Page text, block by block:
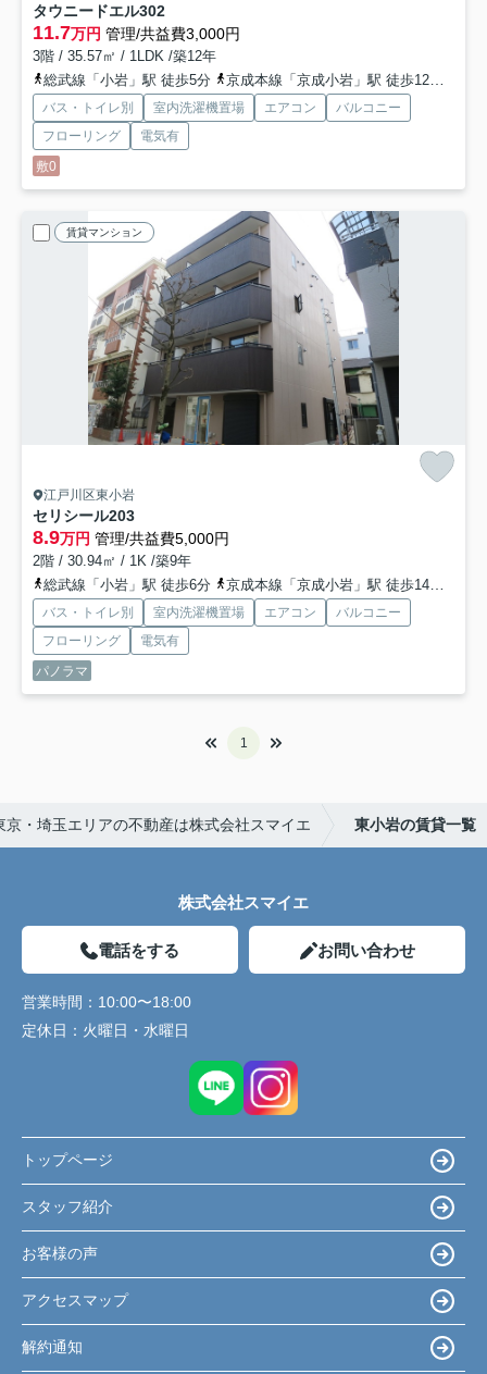
タウニードエル302
11.7万円 管理/共益費3,000円
3階 / 35.57㎡ / 1LDK /築12年
総武線「小岩」駅 徒歩5分
京成本線「京成小岩」駅 徒歩12分
バス・トイレ別 室内洗濯機置場 エアコン
バルコニー
フローリング
電気有
敷0
賃貸マンション
江戸川区東小岩
セリシール203
8.9万円 管理/共益費5,000円
2階 / 30.94㎡ / 1K /築9年
総武線「小岩」駅 徒歩6分
京成本線「京成小岩」駅 徒歩14分
バス・トイレ別 室内洗濯機置場 エアコン
バルコニー
フローリング
電気有
パノラマ
1
京・埼玉エリアの不動産は株式会社スマイエ 東小岩の賃貸一覧
株式会社スマイエ
電話をする お問い合わせ
営業時間： 10:00〜18:00
定休日： 火曜日・水曜日
トップページ
スタッフ紹介
お客様の声
アクセスマップ
解約通知